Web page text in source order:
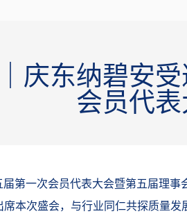
庆东纳碧安
会员代
第一次会员代表大会暨第五届理
本次盛会，与行业同仁共探质量